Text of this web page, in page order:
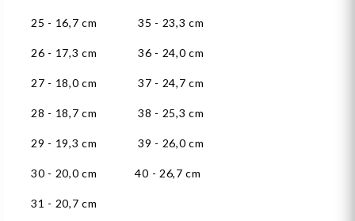
25 - 16,7 cm 35 - 23,3 cm
26 - 17,3 cm 36 - 24,0 cm
27 - 18,0 cm 37 - 24,7 cm
28 - 18,7 cm 38 - 25,3 cm
29 - 19,3 cm 39 - 26,0 cm
30 - 20,0 cm 40 - 26,7 cm
31 - 20,7 cm